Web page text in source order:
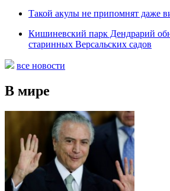
Такой акулы не припомнят даже
Кишиневский парк Дендрарий
старинных Версальских садов
все новости
В мире